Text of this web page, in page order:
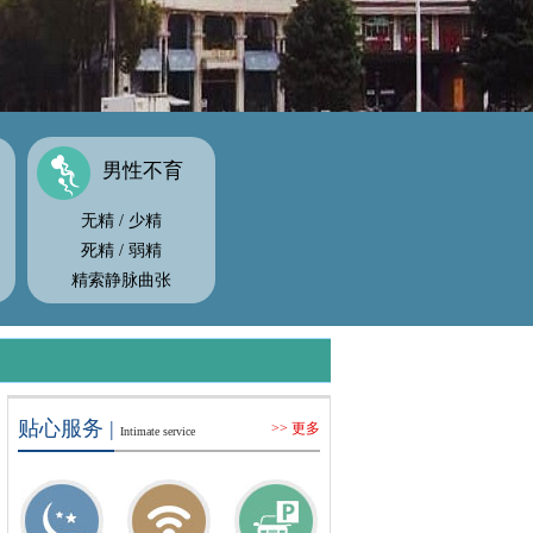
男性不育
无精 / 少精
死精 / 弱精
精索静脉曲张
贴心服务 | Intimate service >> 更多